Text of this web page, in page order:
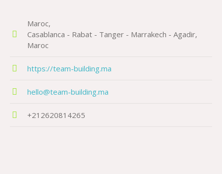
Maroc
Casablanca - Rabat - Tanger - Marrakech - Agadir
Maroc
https://team-building.ma
hello@team-building.ma
+212620814265